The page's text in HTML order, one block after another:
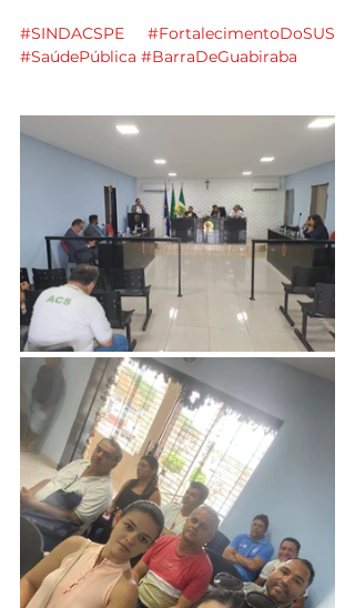
#SINDACSPE
#FortalecimentoDoSUS
#SaúdePública #BarraDeGuabiraba